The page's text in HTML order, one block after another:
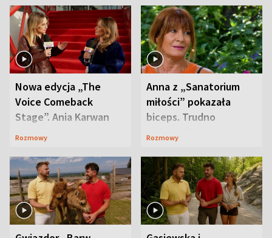
Nowa edycja „The
Voice Comeback
Stage”. Ania Karwan
zapowiada
Rozmowy
Anna z „Sanatorium
miłości” pokazała
biceps. Trudno
uwierzyć, co przeszła
Rozmowy